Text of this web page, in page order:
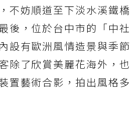
不妨順道至下淡水溪鐵橋
後，位於台中市的「中社
設有歐洲風情造景與季節
除了欣賞美麗花海外，也
置藝術合影，拍出風格多